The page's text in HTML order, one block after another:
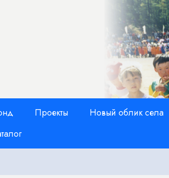
Проекты Новый облик села